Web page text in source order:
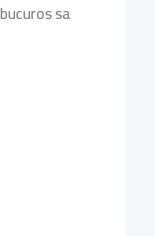
sa